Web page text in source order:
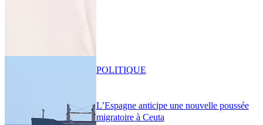
L’Espagne anticipe une nouvelle poussée
migratoire à Ceuta
POLITIQUE